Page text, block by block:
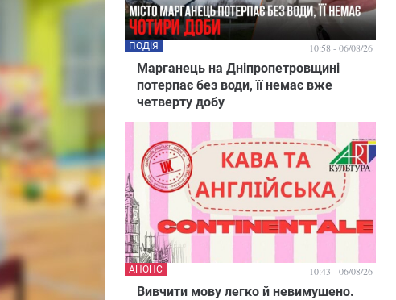
Марганець на Дніпропетровщині
потерпає без води, її немає вже
четверту добу
ПОДІЯ 10:58 - 06/08/26
Вивчити мову легко й невимушено.
АНОНС 10:43 - 06/08/26